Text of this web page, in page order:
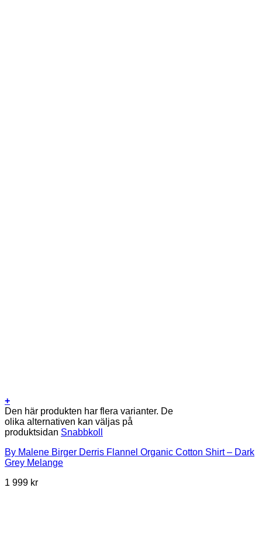
+
Den här produkten har flera varianter. De
olika alternativen kan väljas på
produktsidan Snabbkoll
By Malene Birger Derris Flannel Organic Cotton Shirt – Dark
Grey Melange
1 999 kr